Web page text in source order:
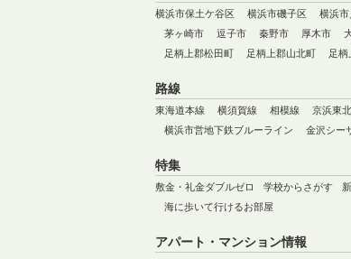
横浜市保土ケ谷区 横浜市磯子区 横浜
茅ヶ崎市
逗子市 秦野市 厚木市
足柄上郡松田町
足柄上郡山北町 足柄
路線
東海道本線 横須賀線 相模線 京浜東
横浜市営地下鉄ブルーライン
金沢シー
特集
敷金・礼金ダブルゼロ 学校からさがす
海に歩いて行けるお部屋
アパート・マンション情報